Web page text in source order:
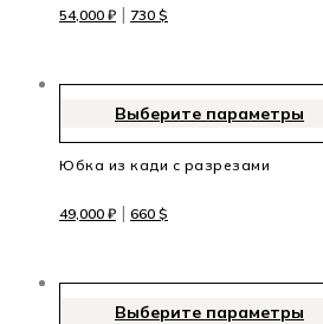
54,000 ₽ | 730 $
Выберите параметры
Юбка из кади с разрезами
49,000 ₽ | 660 $
Выберите параметры